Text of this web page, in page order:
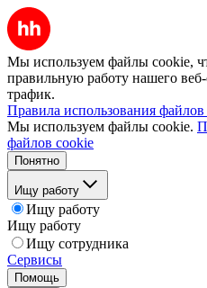
Мы используем файлы cookie,
правильную работу нашего веб-
трафик.
Правила использования
Мы используем файлы cookie.
файлов cookie
Понятно
Ищу работу
Ищу работу
Ищу работу
Ищу сотрудника
Сервисы
Помощь